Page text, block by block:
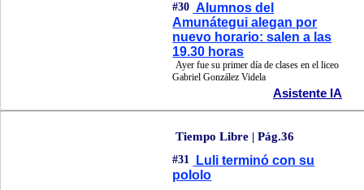
#30 Alumnos del
Amunátegui alegan por
nuevo horario: salen a las
19.30 horas
Ayer fue su primer día de clases en el liceo
Gabriel González Videla
Asistente IA
Tiempo Libre | Pág.36
#31
Luli terminó con su
pololo